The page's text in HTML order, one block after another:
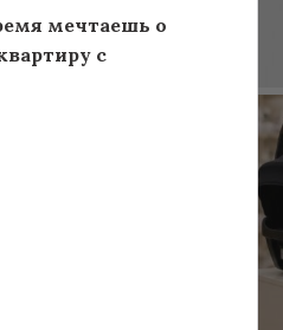
мечтаешь о
с